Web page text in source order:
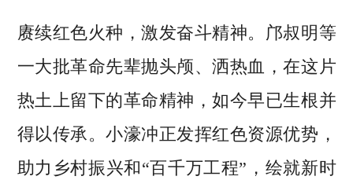
赓续红色火种，激发奋斗精神。邝叔明等
一大批革命先辈抛头颅、洒热血，在这片
热土上留下的革命精神，如今早已生根并
得以传承。小濠冲正发挥红色资源优势，
助力乡村振兴和“百千万工程”，绘就新时